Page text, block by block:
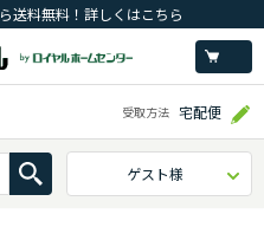
送料無料！詳しくはこちら
受取方法 宅配便
ゲスト様